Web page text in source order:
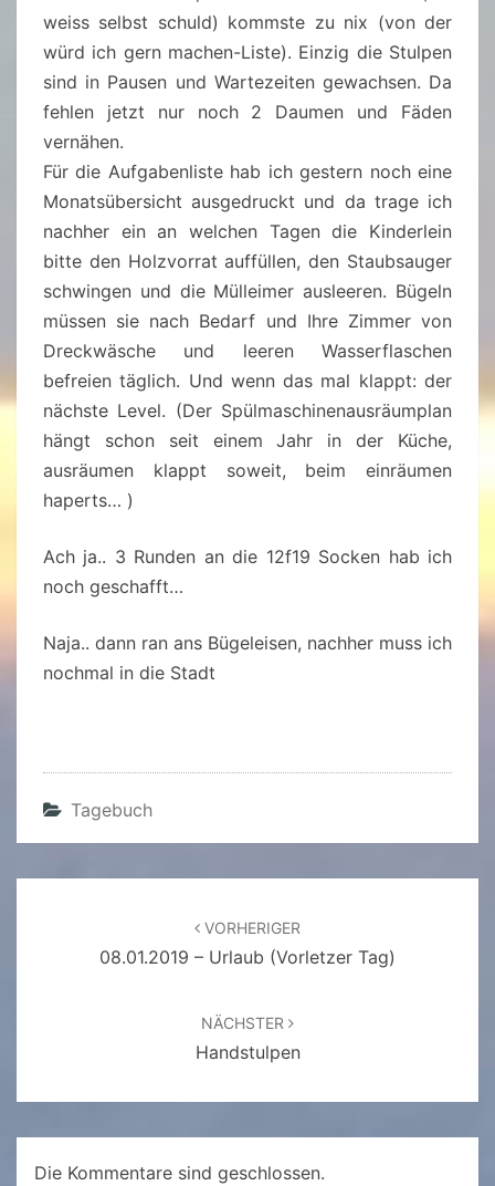
weiss selbst schuld) kommste zu nix (von der
würd ich gern machen-Liste). Einzig die Stulpen
sind in Pausen und Wartezeiten gewachsen. Da
fehlen jetzt nur noch 2 Daumen und Fäden
vernähen.
Für die Aufgabenliste hab ich gestern noch eine
Monatsübersicht ausgedruckt und da trage ich
nachher ein an welchen Tagen die Kinderlein
bitte den Holzvorrat auffüllen, den Staubsauger
schwingen und die Mülleimer ausleeren. Bügeln
müssen sie nach Bedarf und Ihre Zimmer von
Dreckwäsche und leeren Wasserflaschen
befreien täglich. Und wenn das mal klappt: der
nächste Level. (Der Spülmaschinenausräumplan
hängt schon seit einem Jahr in der Küche,
ausräumen klappt soweit, beim einräumen
haperts… )
Ach ja.. 3 Runden an die 12f19 Socken hab ich
noch geschafft…
Naja.. dann ran ans Bügeleisen, nachher muss ich
nochmal in die Stadt
Tagebuch
VORHERIGER
08.01.2019 – Urlaub (vorletzer Tag)
NÄCHSTER
Handstulpen
Die Kommentare sind geschlossen.